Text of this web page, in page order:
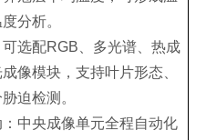
分析。
选配RGB、多光谱、热成
像模块，支持叶片形态、
迫检测。
中央成像单元全程自动化